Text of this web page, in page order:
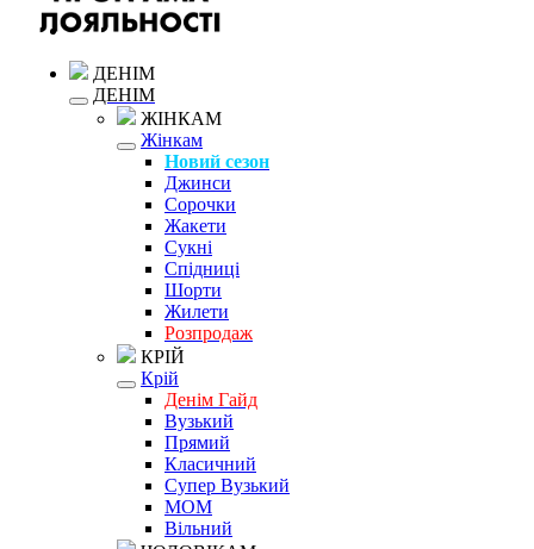
ДЕНІМ
ДЕНІМ
ЖІНКАМ
Жінкам
Новий сезон
Джинси
Сорочки
Жакети
Сукні
Спідниці
Шорти
Жилети
Розпродаж
КРІЙ
Крій
Денім Гайд
Вузький
Прямий
Класичний
Супер Вузький
MOM
Вільний